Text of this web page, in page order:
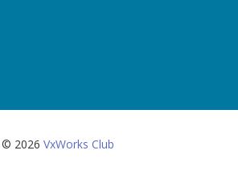
© 2026 VxWorks Club